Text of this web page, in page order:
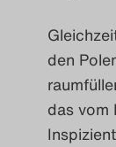
den
das vom